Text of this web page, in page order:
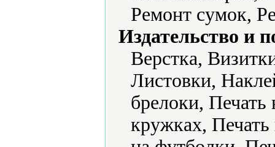
Ремонт сумок,
Издательство и
Верстка,
Листовки,
брелоки,
кружках, Печать